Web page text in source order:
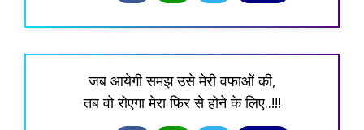
जब आयेगी समझ उसे मेरी वफाओं की,
तब वो रोएगा मेरा फिर से होने के लिए..!!!